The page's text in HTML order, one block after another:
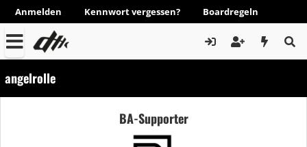
Anmelden Kennwort vergessen? Boardregeln
angelrolle
BA-Supporter